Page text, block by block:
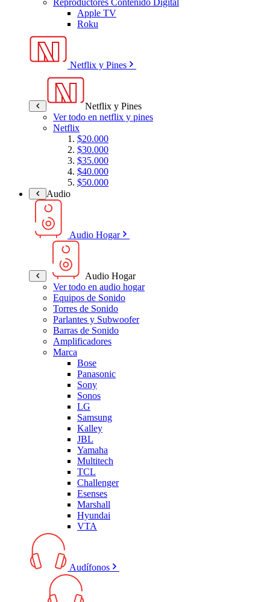
Apple TV
Roku
Netflix y Pines
Netflix y Pines
Ver todo en netflix y pines
Netflix
$20.000
$30.000
$35.000
$40.000
$50.000
Audio
Audio Hogar
Audio Hogar
Ver todo en audio hogar
Equipos de Sonido
Torres de Sonido
Parlantes y Subwoofer
Barras de Sonido
Amplificadores
Marca
Bose
Panasonic
Sony
Sonos
LG
Samsung
Kalley
JBL
Yamaha
Multitech
TCL
Challenger
Esenses
Marshall
Hyundai
VTA
Audífonos